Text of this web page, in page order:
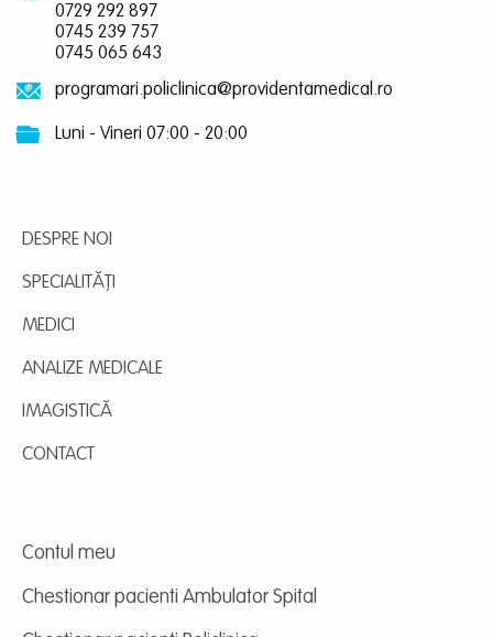
0729 292 897
0745 239 757
0745 065 643
programari.policlinica@providentamedical.ro
Luni - Vineri 07:00 - 20:00
DESPRE NOI
SPECIALITĂȚI
MEDICI
ANALIZE MEDICALE
IMAGISTICĂ
CONTACT
Contul meu
Chestionar pacienti Ambulator Spital